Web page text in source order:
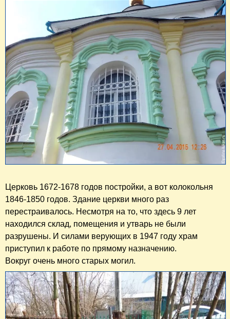
Церковь 1672-1678 годов постройки, а вот колокольня
1846-1850 годов. Здание церкви много раз
перестраивалось. Несмотря на то, что здесь 9 лет
находился склад, помещения и утварь не были
разрушены. И силами верующих в 1947 году храм
приступил к работе по прямому назначению.
Вокруг очень много старых могил.